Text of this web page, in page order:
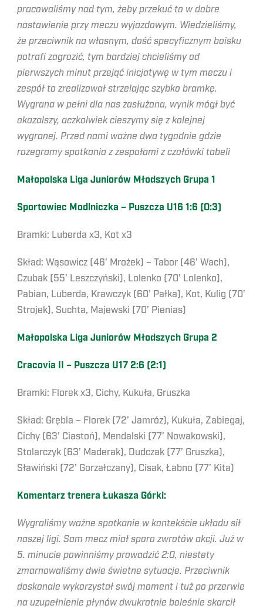
pracowaliśmy nad tym, żeby przekuć to w dobre
nastawienie przy meczu wyjazdowym. Wiedzieliśmy,
że przeciwnik na własnym, dość specyficznym boisku
potrafi zagrozić, tym bardziej chcieliśmy od
pierwszych minut przejąć inicjatywę w tym meczu i
zespół to zrealizował strzelając szybko bramkę.
Wygrana w pełni dla nas zasłużona, wynik mógł być
okazalszy, aczkolwiek cieszymy się z kolejnej
wygranej. Przed nami ważne dwa tygodnie gdzie
rozegramy spotkania z zespołami z czołówki tabeli
Małopolska Liga Juniorów Młodszych Grupa 1
Sportowiec Modlniczka – Puszcza U16 1:6 (0:3)
Bramki: Luberda x3, Kot x3
Skład: Wąsowicz (46’ Mrożek) – Tabor (46’ Wach),
Czubak (55’ Leszczyński), Lolenko (70’ Lolenko),
Pabian, Luberda, Krawczyk (60’ Pałka), Kot, Kulig (70’
Strojek), Suchta, Majewski (70’ Pienias)
Małopolska Liga Juniorów Młodszych Grupa 2
Cracovia II – Puszcza U17 2:6 (2:1)
Bramki: Florek x3, Cichy, Kukuła, Gruszka
Skład: Grębla – Florek (72’ Jamróz), Kukuła, Zabiegaj,
Cichy (63’ Ciastoń), Mendalski (77’ Nowakowski),
Stolarczyk (63’ Maderak), Dudczak (77’ Gruszka),
Sławiński (72’ Gorzałczany), Cisak, Łabno (77’ Kita)
Komentarz trenera Łukasza Górki:
Wygraliśmy ważne spotkanie w kontekście układu sił
naszej ligi. Sam mecz miał sporo zwrotów akcji. Już w
5. minucie powinniśmy prowadzić 2:0, niestety
zmarnowaliśmy dwie świetne sytuacje. Przeciwnik
doskonale wykorzystał swój moment i tuż po przerwie
na uzupełnienie płynów dwukrotnie boleśnie skarcił